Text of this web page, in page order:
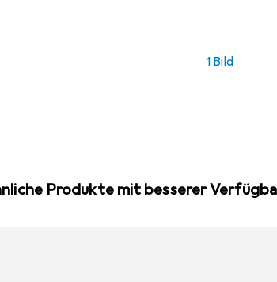
1 Bild
Produkte mit besserer